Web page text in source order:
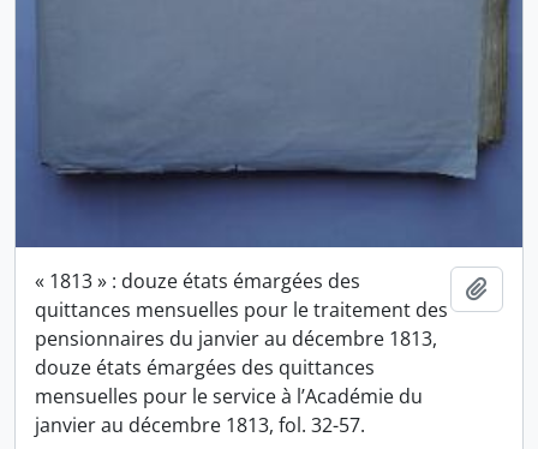
« 1813 » : douze états émargées des
quittances mensuelles pour le traitement des
pensionnaires du janvier au décembre 1813,
douze états émargées des quittances
mensuelles pour le service à l’Académie du
janvier au décembre 1813, fol. 32-57.